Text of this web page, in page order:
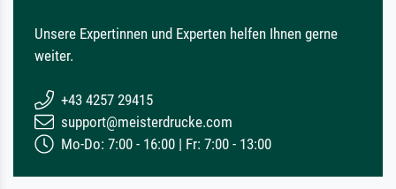
Unsere Expertinnen und Experten helfen Ihnen gerne
weiter.
+43 4257 29415
support@meisterdrucke.com
Mo-Do: 7:00 - 16:00 | Fr: 7:00 - 13:00